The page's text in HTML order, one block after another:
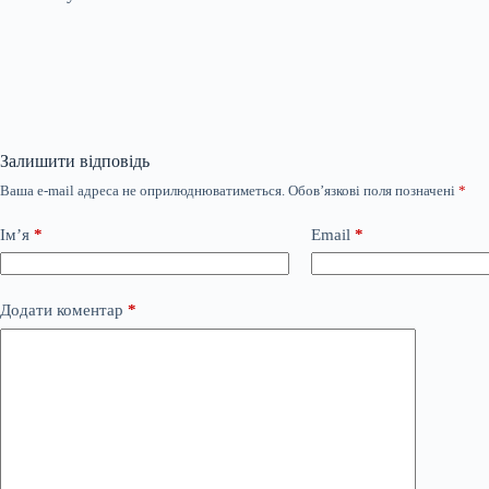
Залишити відповідь
Ваша e-mail адреса не оприлюднюватиметься. Обов’язкові поля позначені *
Ім’я * Email *
Додати коментар *